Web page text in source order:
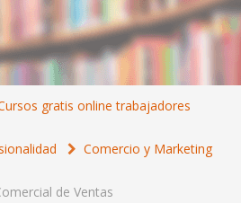
gratis online trabajadores
Comercio y Marketing
de Ventas